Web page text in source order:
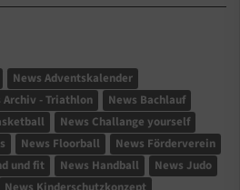
News Adventskalender
Archiv - Triathlon
News Bachlauf
News Challange yourself
News Floorball
News Förderverein
und fit News Handball
News Judo